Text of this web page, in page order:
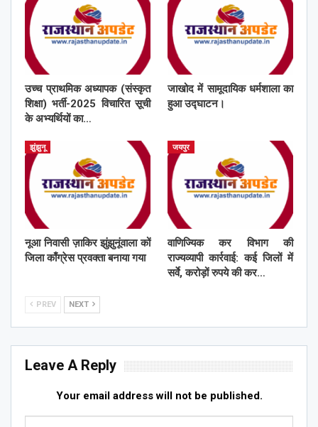
उच्च प्राथमिक अध्यापक (संस्कृत
शिक्षा) भर्ती-2025 विचारित सूची
के अभ्यर्थियों का…
जाखोद में सामूदायिक धर्मशाला का
हुआ उद्घाटन।
झुंझुनू
नूआ निवासी ज़ाकिर झुंझुनूंवाला कों
जिला काँग्रेस प्रवक्ता बनाया गया
जयपुर
वाणिज्यिक कर विभाग की
राज्यव्यापी कार्रवाई: कई जिलों में
सर्वे, करोड़ों रुपये की कर…
PREV NEXT
Leave A Reply
Your email address will not be published.